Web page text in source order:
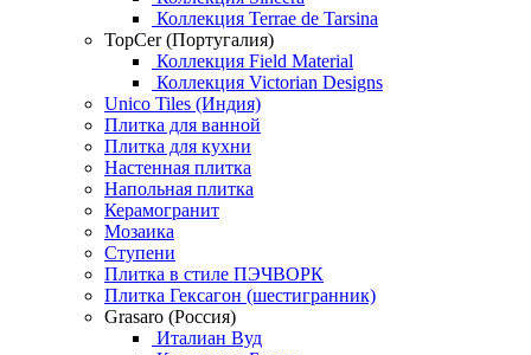
Коллекция Terrae de Tarsina
TopCer (Португалия)
Коллекция Field Material
Коллекция Victorian Designs
Unico Tiles (Индия)
Плитка для ванной
Плитка для кухни
Настенная плитка
Напольная плитка
Керамогранит
Мозаика
Ступени
Плитка в стиле ПЭЧВОРК
Плитка Гексагон (шестигранник)
Grasaro (Россия)
Италиан Вуд